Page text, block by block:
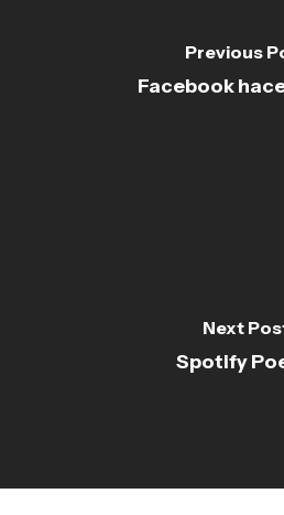
Previous
Facebook
Next
Spotify